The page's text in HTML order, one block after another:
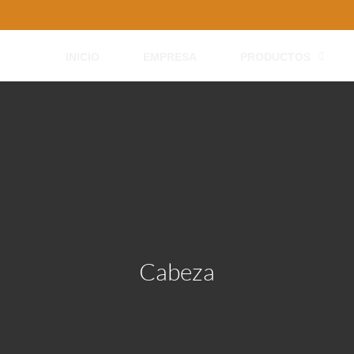
Cabeza